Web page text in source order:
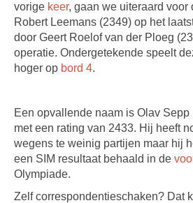
vorige keer, gaan we uiteraard voor
Robert Leemans (2349) op het
door Geert Roelof van der Ploeg
operatie. Ondergetekende speelt
hoger op bord 4.
Een opvallende naam is Olav Sepp
met een rating van 2433. Hij heeft
wegens te weinig partijen maar hij
een SIM resultaat behaald in de
Olympiade.
Zelf correspondentieschaken? Dat